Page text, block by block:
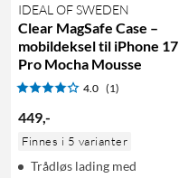
IDEAL OF SWEDEN
Clear MagSafe Case –
mobildeksel til iPhone 17
Pro Mocha Mousse
4.0 (1)
449,-
Finnes i 5 varianter
Trådløs lading med